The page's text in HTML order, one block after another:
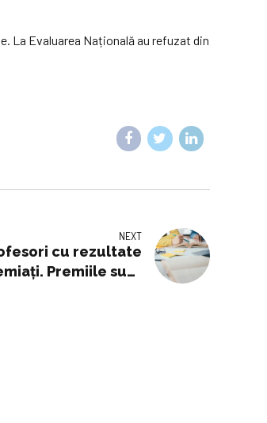
La Evaluarea Națională au refuzat din
NEXT
cu rezultate
Premiile sunt